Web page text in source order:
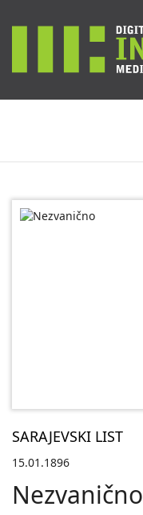
SARAJEVSKI LIST
15.01.1896
Nezvanično